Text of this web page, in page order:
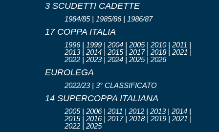
3 SCUDETTI CADETTE
1984/85 | 1985/86 | 1986/87
17 COPPA ITALIA
1996 | 1999 | 2004 | 2005 | 2010 | 2011 |
2013 | 2014 | 2015 | 2017 | 2018 | 2021 |
2022 | 2023 | 2024 | 2025 | 2026
EUROLEGA
2022/23 | 3° CLASSIFICATO
14 SUPERCOPPA ITALIANA
2005 | 2006 | 2011 | 2012 | 2013 | 2014 |
2015 | 2016 | 2017 | 2018 | 2019 | 2021 |
2022 | 2025